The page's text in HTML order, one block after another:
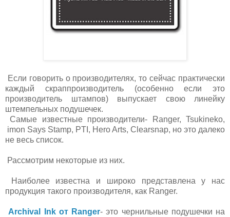
Если говорить о производителях, то сейчас практически
каждый скраппроизводитель (особенно если это
производитель штампов) выпускает свою линейку
штемпельных подушечек.
Самые
известные производители-
Ranger, Tsukineko,
imon Says Stamp, PTI, Hero Arts, Clearsnap, но это далеко
не весь список.
Рассмотрим некоторые из них.
Наиболее известна и широко представлена у нас
продукция такого производителя, как Ranger.
Archival Ink от Ranger- это чернильные подушечки на